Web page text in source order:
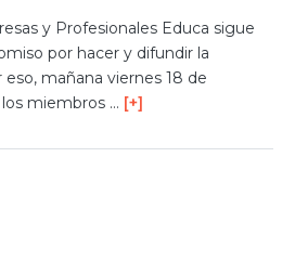
y Profesionales Educa sigue
por hacer y difundir la
mañana viernes 18 de
miembros … [+]